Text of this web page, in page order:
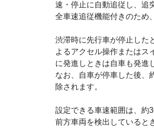
速・停止に自動追従し、追
全車速追従機能付きのため
渋滞時に先行車が停止した
よるアクセル操作またはス
に発進しときは自車も発進
なお、自車が停車した後、
除されます。
設定できる車速範囲は、約
前方車両を検出していると